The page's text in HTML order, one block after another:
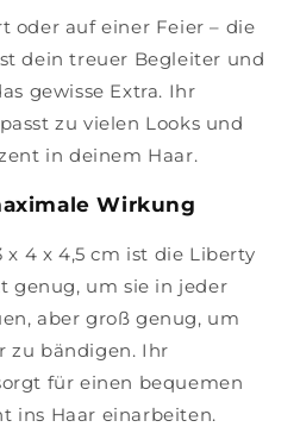
oder auf einer Feier – die
dein treuer Begleiter und
gewisse Extra. Ihr
zu vielen Looks und
in deinem Haar.
Wirkung
x 4 x 4,5 cm ist die Liberty
genug, um sie in jeder
aber groß genug, um
zu bändigen. Ihr
für einen bequemen
ins Haar einarbeiten.